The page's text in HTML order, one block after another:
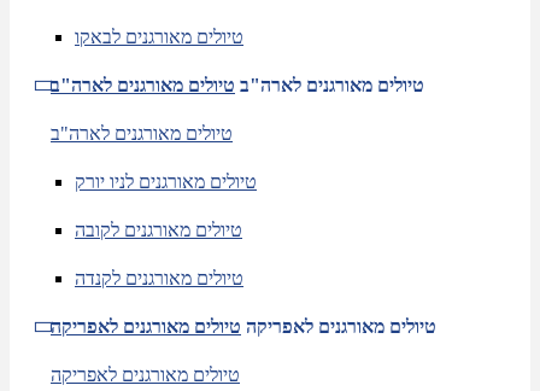
טיולים מאורגנים לבאקו
טיולים מאורגנים לארה"ב טיולים מאורגנים לארה"ב
טיולים מאורגנים לארה"ב
טיולים מאורגנים לניו יורק
טיולים מאורגנים לקובה
טיולים מאורגנים לקנדה
טיולים מאורגנים לאפריקה טיולים מאורגנים לאפריקה
טיולים מאורגנים לאפריקה